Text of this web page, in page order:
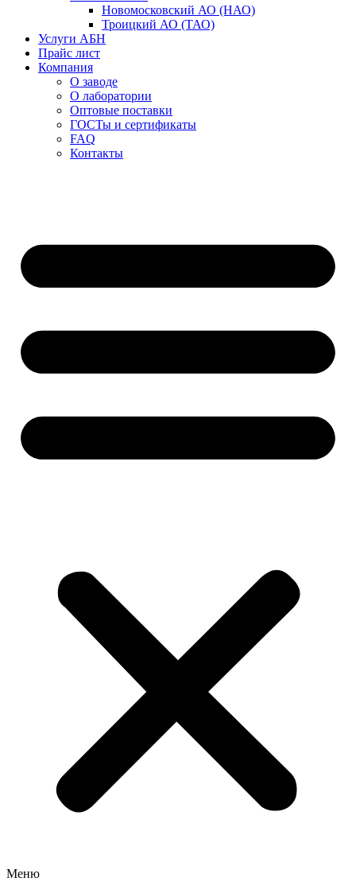
Новомосковский АО (НАО)
Троицкий АО (ТАО)
Услуги АБН
Прайс лист
Компания
О заводе
О лаборатории
Оптовые поставки
ГОСТы и сертификаты
FAQ
Контакты
Меню